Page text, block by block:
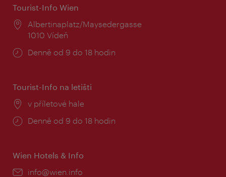
Tourist-Info Wien
Místo:
Albertinaplatz/Maysedergasse
1010 Vídeň
Provozní
Denně od 9 do 18 hodin
Tourist-Info na letišti
Místo:
v příletové hale
Provozní
Denně od 9 do 18 hodin
Wien Hotels & Info
E-
info@wien.info